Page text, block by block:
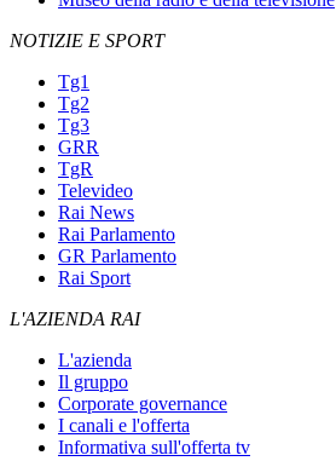
NOTIZIE E SPORT
Tg1
Tg2
Tg3
GRR
TgR
Televideo
Rai News
Rai Parlamento
GR Parlamento
Rai Sport
L'AZIENDA RAI
L'azienda
Il gruppo
Corporate governance
I canali e l'offerta
Informativa sull'offerta tv